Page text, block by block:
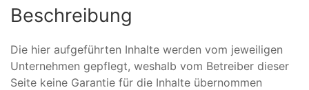
Beschreibung
Die hier aufgeführten Inhalte werden vom jeweiligen
Unternehmen gepflegt, weshalb vom Betreiber dieser
Seite keine Garantie für die Inhalte übernommen